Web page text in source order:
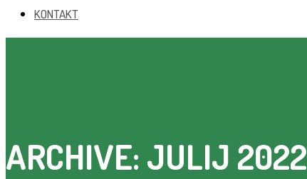
KONTAKT
ARCHIVE: JULIJ 2022